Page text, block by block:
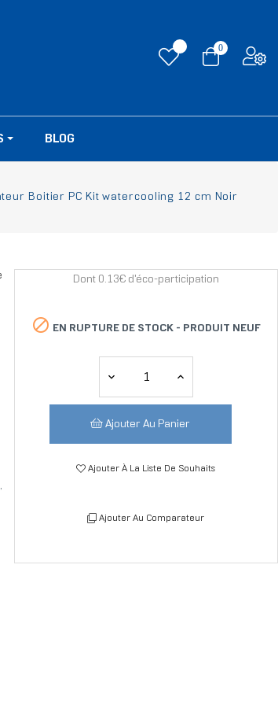
0
BLOG
Boitier PC Kit watercooling 12 cm Noir
Dont 0.13€ d'éco-participation
 EN RUPTURE DE STOCK - PRODUIT NEUF
Ajouter Au Panier
Ajouter À La Liste De Souhaits
Ajouter Au Comparateur